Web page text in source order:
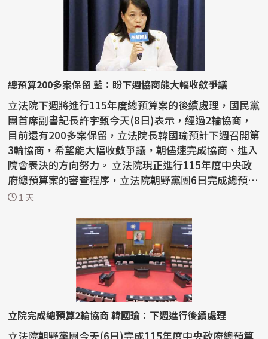
總預算200多案保留 藍：盼下週協商能大幅收斂爭議
立法院下週將進行115年度總預算案的後續處理，國民黨
團首席副書記長許宇甄今天(8日)表示，經過2輪協商，
目前還有200多案保留，立法院長韓國瑜預計下週召開第
3輪協商，希望能大幅收斂爭議，朝儘速完成協商、進入
院會表決的方向努力。 立法院現正進行115年度中央政
府總預算案的審查程序，立法院朝野黨團6日完成總預算
案...1 天
立院完成總預算2輪協商 韓國瑜：下週進行後續處理
立法院朝野黨團今天(6日)完成115年度中央政府總預算